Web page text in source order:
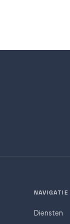
NAVIGATIE
Diensten